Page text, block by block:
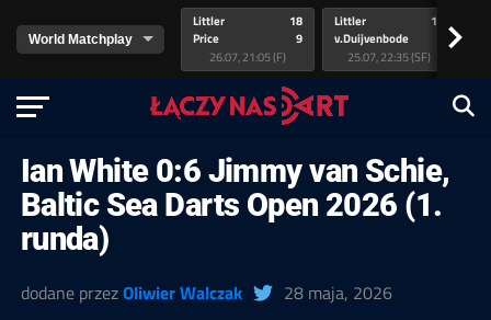
Littler
Price
18
9
26.07, 21:05 (F)
Littler
v.Duijvenbode
17
25.07, 22:35 (SF)
>
Ian White 0:6 Jimmy van Schie,
Baltic Sea Darts Open 2026 (1.
runda)
dodane przezOliwier Walczak 28 maja, 2026